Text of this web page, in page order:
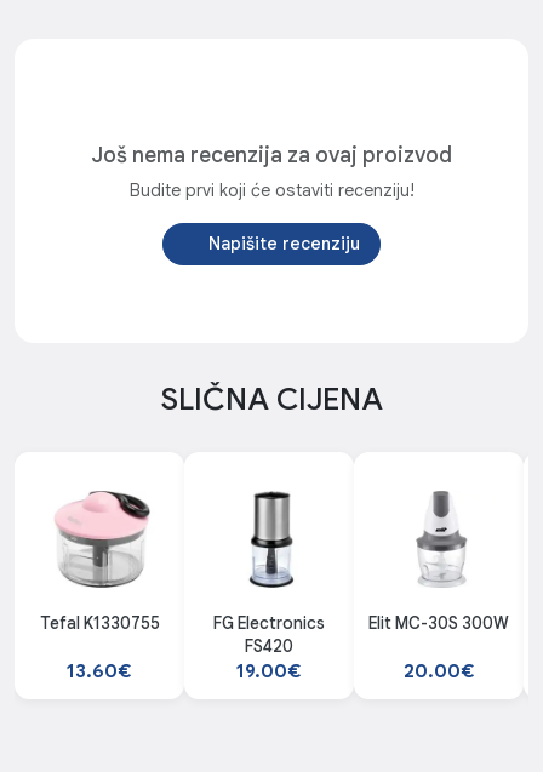
Još nema recenzija za ovaj proizvod
Budite prvi koji će ostaviti recenziju!
Napišite recenziju
SLIČNA CIJENA
Tefal K1330755
13.60€
FG Electronics
FS420
19.00€
Elit MC-30S 300W
20.00€